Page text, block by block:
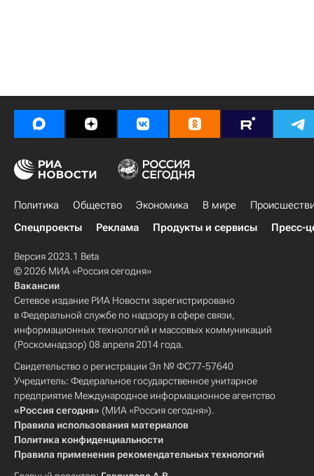
Политика Общество Экономика В мире
Спецпроекты
Реклама Продукты и сервисы Пресс-
Версия 2023.1 Beta
© 2026 МИА «Россия сегодня»
Вакансии
Сетевое издание РИА Новости зарегистрировано
в Федеральной службе по надзору в сфере связи,
информационных технологий и массовых коммуникаций
(Роскомнадзор) 08 апреля 2014 года.
Свидетельство о регистрации Эл № ФС77-57640
Учредитель: Федеральное государственное унитарное
предприятие Международное информационное агентство
«Россия сегодня» (МИА «Россия сегодня»).
Правила использования материалов
Политика конфиденциальности
Правила применения рекомендательных технологий